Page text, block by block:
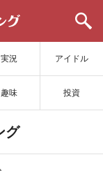
実況 アイドル
趣味 投資
グ